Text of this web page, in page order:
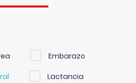
Embarazo
Lactancia